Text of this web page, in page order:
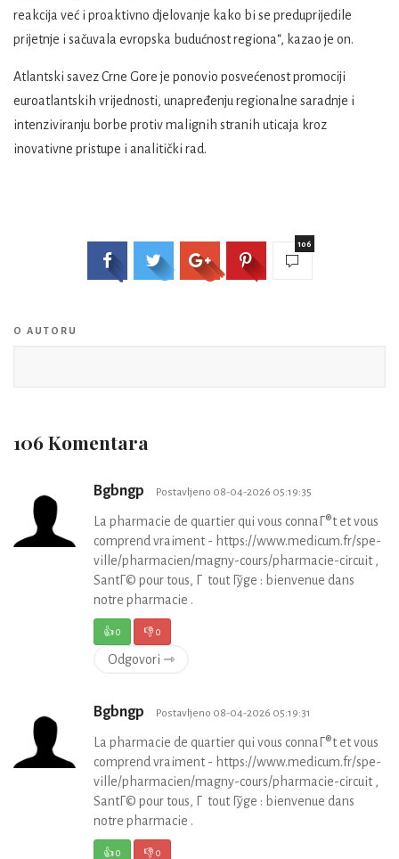
reakcija već i proaktivno djelovanje kako bi se preduprijedile
prijetnje i sačuvala evropska budućnost regiona“, kazao je on.
Atlantski savez Crne Gore je ponovio posvećenost promociji
euroatlantskih vrijednosti, unapređenju regionalne saradnje i
intenziviranju borbe protiv malignih stranih uticaja kroz
inovativne pristupe i analitički rad.
106
O AUTORU
106 Komentara
Bgbngp Postavljeno 08-04-2026 05:19:35
La pharmacie de quartier qui vous connaГ®t et vous
comprend vraiment - https://www.medicum.fr/spe-
ville/pharmacien/magny-cours/pharmacie-circuit ,
SantГ© pour tous, Г tout Гўge : bienvenue dans
notre pharmacie .
👍0 👎0
Odgovori ⇾
Bgbngp Postavljeno 08-04-2026 05:19:31
La pharmacie de quartier qui vous connaГ®t et vous
comprend vraiment - https://www.medicum.fr/spe-
ville/pharmacien/magny-cours/pharmacie-circuit ,
SantГ© pour tous, Г tout Гўge : bienvenue dans
notre pharmacie .
👍0 👎0